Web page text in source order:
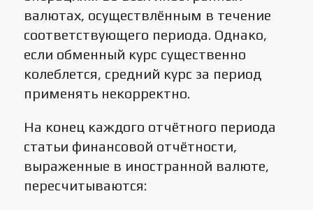
валютах, осуществлённым в течение
соответствующего периода. Однако,
если обменный курс существенно
колеблется, средний курс за период
применять некорректно.
На конец каждого отчётного периода
статьи финансовой отчётности,
выраженные в иностранной валюте,
пересчитываются: